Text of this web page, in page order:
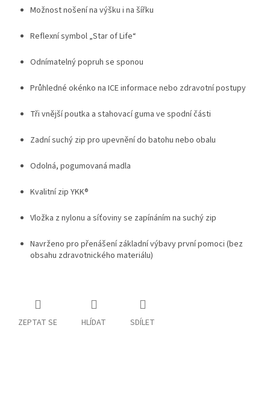
Možnost nošení na výšku i na šířku
Reflexní symbol „Star of Life“
Odnímatelný popruh se sponou
Průhledné okénko na ICE informace nebo zdravotní postupy
Tři vnější poutka a stahovací guma ve spodní části
Zadní suchý zip pro upevnění do batohu nebo obalu
Odolná, pogumovaná madla
Kvalitní zip YKK®
Vložka z nylonu a síťoviny se zapínáním na suchý zip
Navrženo pro přenášení základní výbavy první pomoci (bez
obsahu zdravotnického materiálu)
ZEPTAT SE HLÍDAT SDÍLET